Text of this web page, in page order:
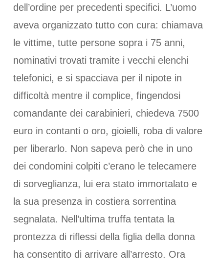
dell’ordine per precedenti specifici. L’uomo
aveva organizzato tutto con cura: chiamava
le vittime, tutte persone sopra i 75 anni,
nominativi trovati tramite i vecchi elenchi
telefonici, e si spacciava per il nipote in
difficoltà mentre il complice, fingendosi
comandante dei carabinieri, chiedeva 7500
euro in contanti o oro, gioielli, roba di valore
per liberarlo. Non sapeva però che in uno
dei condomini colpiti c’erano le telecamere
di sorveglianza, lui era stato immortalato e
la sua presenza in costiera sorrentina
segnalata. Nell’ultima truffa tentata la
prontezza di riflessi della figlia della donna
ha consentito di arrivare all’arresto. Ora